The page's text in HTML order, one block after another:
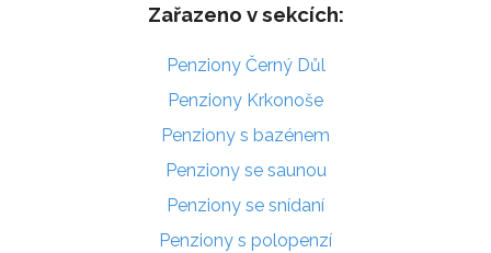
Zařazeno v sekcích:
Penziony Černý Důl
Penziony Krkonoše
Penziony s bazénem
Penziony se saunou
Penziony se snídaní
Penziony s polopenzí